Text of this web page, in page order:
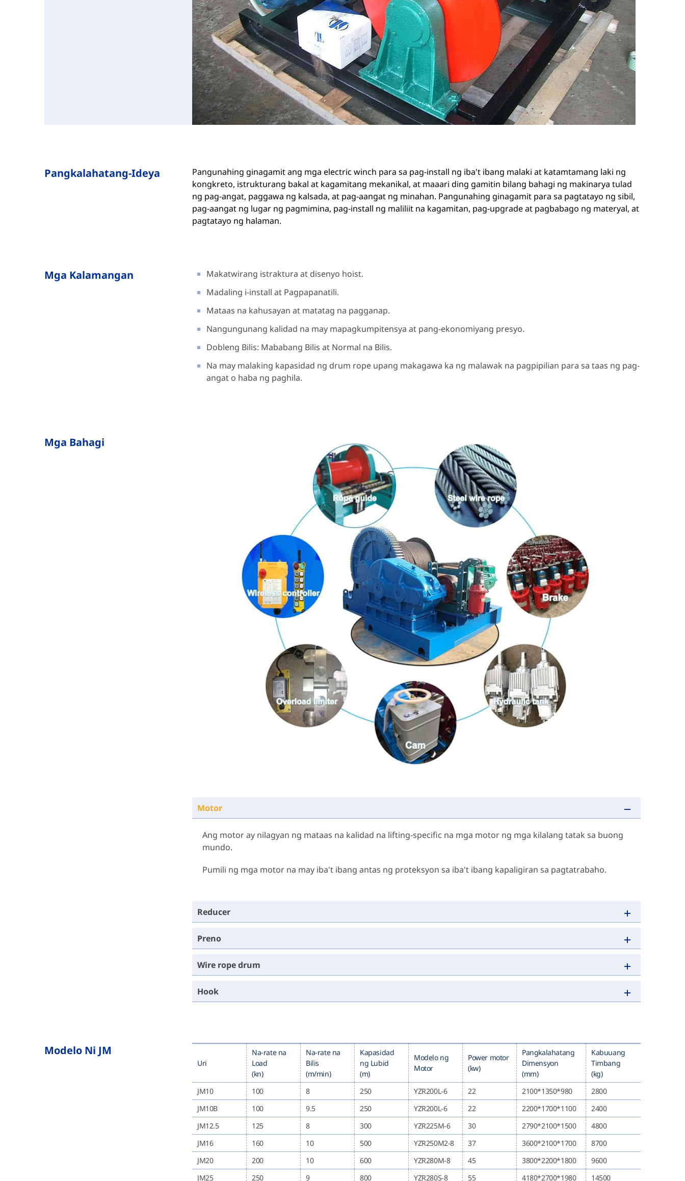
Pangkalahatang-Ideya
Pangunahing ginagamit ang mga electric winch para sa pag-install ng iba't ibang malaki at katamtamang laki ng
kongkreto, istrukturang bakal at kagamitang mekanikal, at maaari ding gamitin bilang bahagi ng makinarya tulad
ng pag-angat, paggawa ng kalsada, at pag-aangat ng minahan. Pangunahing ginagamit para sa pagtatayo ng sibil,
pag-aangat ng lugar ng pagmimina, pag-install ng maliliit na kagamitan, pag-upgrade at pagbabago ng materyal, at
pagtatayo ng halaman.
Mga Kalamangan
Makatwirang istraktura at disenyo hoist.
Madaling i-install at Pagpapanatili.
Mataas na kahusayan at matatag na pagganap.
Nangungunang kalidad na may mapagkumpitensya at pang-ekonomiyang presyo.
Dobleng Bilis: Mababang Bilis at Normal na Bilis.
Na may malaking kapasidad ng drum rope upang makagawa ka ng malawak na pagpipilian para sa taas ng pag-
angat o haba ng paghila.
Mga Bahagi
Motor
Ang motor ay nilagyan ng mataas na kalidad na lifting-specific na mga motor ng mga kilalang tatak sa buong
mundo.
Pumili ng mga motor na may iba't ibang antas ng proteksyon sa iba't ibang kapaligiran sa pagtatrabaho.
Reducer
Preno
Wire rope drum
Hook
Modelo Ni JM
Uri
Na-rate na
Load
(kn)
Na-rate na
Bilis
(m/min)
Kapasidad
ng Lubid
(m)
Modelo ng
Motor
Power motor
(kw)
Pangkalahatang
Dimensyon
(mm)
Kabuuang
Timbang
(kg)
JM10
100 8 250 YZR200L-6 22 2100*1350*980
2800
JM10B
100 9.5 250 YZR200L-6 22 2200*1700*1100
2400
JM12.5
125 8 300 YZR225M-6 30 2790*2100*1500
4800
JM16
160 10 500 YZR250M2-8 37 3600*2100*1700
8700
JM20
200 10 600 YZR280M-8 45 3800*2200*1800
9600
JM25
250 9 800 YZR280S-8 55 4180*2700*1980 14500